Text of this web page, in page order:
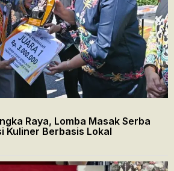
Raya, Lomba Masak Serba
Kuliner Berbasis Lokal